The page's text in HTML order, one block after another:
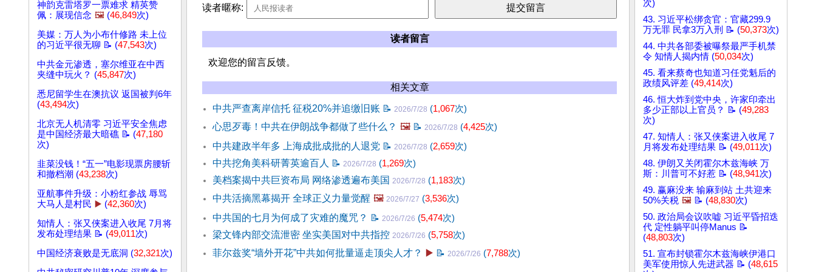
神韵克雷塔罗一票难求 精英赞
佩：展现信念 🖼️ (46,849次)
美媒：万人为小布什修路 未上位
的习近平很无聊 📝 (47,543次)
中共金元渗透，塞尔维亚在中西
夹缝中玩火？ (45,847次)
悉尼留学生在澳抗议 返国被判6年
(43,494次)
北京无人机清零 习近平安全焦虑
是中国经济最大暗礁 📝 (47,180
次)
韭菜没钱！“五一”电影现票房腰斩
和撤档潮 (43,238次)
亚航事件升级：小粉红参战 辱骂
大马人是村民 ▶️ (42,360次)
知情人：张又侠案进入收尾 7月将
发布处理结果 📝 (49,011次)
中国经济衰败是无底洞 (32,321次)
读者暱称:
读者留言
欢迎您的留言反馈。
相关文章
中共严查离岸信托 征税20%并追缴旧账 📝 2026/7/28 (1,067次)
心思歹毒！中共在伊朗战争都做了些什么？ 🖼️ 📝 2026/7/28 (4,425次)
中共建政半年多 上海成批成批的人退党 📝 2026/7/28 (2,659次)
中共挖角美科研菁英逾百人 📝 2026/7/28 (1,269次)
美档案揭中共巨资布局 网络渗透遍布美国 2026/7/28 (1,183次)
中共活摘黑幕揭开 全球正义力量觉醒 🖼️ 2026/7/27 (3,536次)
中共国的七月为何成了灾难的魔咒？ 📝 2026/7/26 (5,474次)
梁文锋内部交流泄密 坐实美国对中共指控 2026/7/26 (5,758次)
菲尔兹奖“墙外开花”中共如何批量逼走顶尖人才？ ▶️ 📝 2026/7/26 (7,788次)
次)
43. 习近平松绑贪官：官藏299.9
万无罪 民拿3万入刑 📝 (50,373次)
44. 中共各部委被曝祭最严手机禁
令 知情人揭内情 (50,034次)
45. 看来蔡奇也知道习任党魁后的
政绩风评差 (49,414次)
46. 恒大炸到党中央，许家印牵出
多少正部以上官员？ 📝 (49,283
次)
47. 知情人：张又侠案进入收尾 7
月将发布处理结果 📝 (49,011次)
48. 伊朗又关闭霍尔木兹海峡 万
斯：川普可不好惹 📝 (48,941次)
49. 赢麻没来 输麻到站 土共迎来
50%关税 🖼️ 📝 (48,830次)
50. 政治局会议吹嘘 习近平昏招迭
代 定性躺平叫停Manus 📝
(48,803次)
51. 宣布封锁霍尔木兹海峡伊港口
美军使用惊人先进武器 📝 (48,615